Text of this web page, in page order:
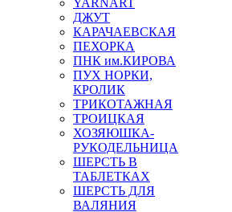
YARNART
ДЖУТ
КАРАЧАЕВСКАЯ
ПЕХОРКА
ПНК им.КИРОВА
ПУХ НОРКИ,
КРОЛИК
ТРИКОТАЖНАЯ
ТРОИЦКАЯ
ХОЗЯЮШКА-
РУКОДЕЛЬНИЦА
ШЕРСТЬ В
ТАБЛЕТКАХ
ШЕРСТЬ ДЛЯ
ВАЛЯНИЯ